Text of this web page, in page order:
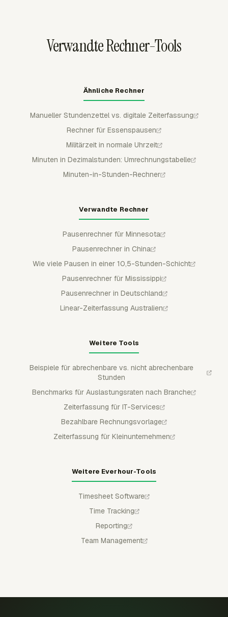
Verwandte Rechner-Tools
Ähnliche Rechner
Manueller Stundenzettel vs. digitale Zeiterfassung
Rechner für Essenspausen
Militärzeit in normale Uhrzeit
Minuten in Dezimalstunden: Umrechnungstabelle
Minuten-in-Stunden-Rechner
Verwandte Rechner
Pausenrechner für Minnesota
Pausenrechner in China
Wie viele Pausen in einer 10,5-Stunden-Schicht
Pausenrechner für Mississippi
Pausenrechner in Deutschland
Linear-Zeiterfassung Australien
Weitere Tools
Beispiele für abrechenbare vs. nicht abrechenbare
Stunden
Benchmarks für Auslastungsraten nach Branche
Zeiterfassung für IT-Services
Bezahlbare Rechnungsvorlage
Zeiterfassung für Kleinunternehmen
Weitere Everhour-Tools
Timesheet Software
Time Tracking
Reporting
Team Management